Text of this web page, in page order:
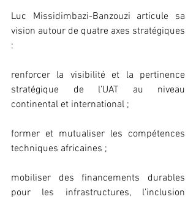
Luc Missidimbazi-Banzouzi articule sa
vision autour de quatre axes stratégiques
:
renforcer la visibilité et la pertinence
stratégique de l’UAT au niveau
continental et international ;
former et mutualiser les compétences
techniques africaines ;
mobiliser des financements durables
pour les infrastructures, l’inclusion